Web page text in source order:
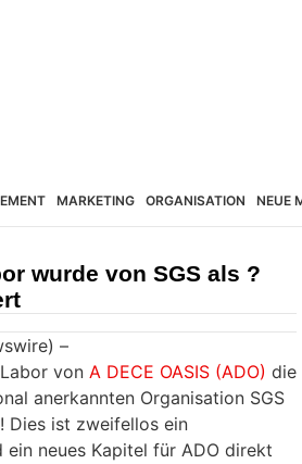
MARKETING ORGANISATION NEUE
wurde von SGS als ?
–
von A DECE OASIS (ADO) die
anerkannten Organisation SGS
Dies ist zweifellos ein
neues Kapitel für ADO direkt